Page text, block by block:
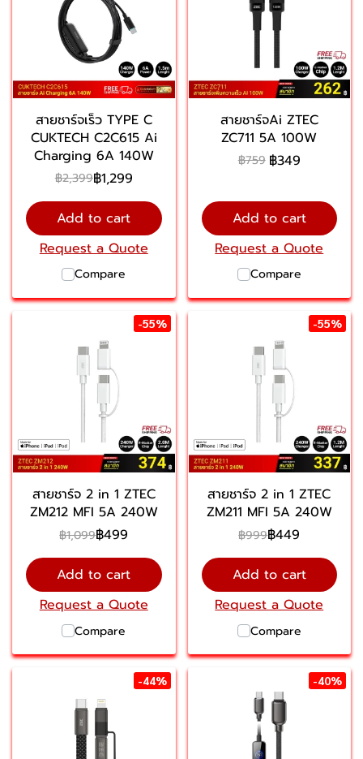
สายชาร์จเร็ว TYPE C
CUKTECH C2C615 Ai
Charging 6A 140W
฿2,399฿1,299
Add to cart
Request a Quote
Compare
สายชาร์จAi ZTEC
ZC711 5A 100W
฿759 ฿349
Add to cart
Request a Quote
Compare
-55%
สายชาร์จ 2 in 1 ZTEC
ZM212 MFI 5A 240W
฿1,099฿499
Add to cart
Request a Quote
Compare
-55%
สายชาร์จ 2 in 1 ZTEC
ZM211 MFI 5A 240W
฿999฿449
Add to cart
Request a Quote
Compare
-44% -40%